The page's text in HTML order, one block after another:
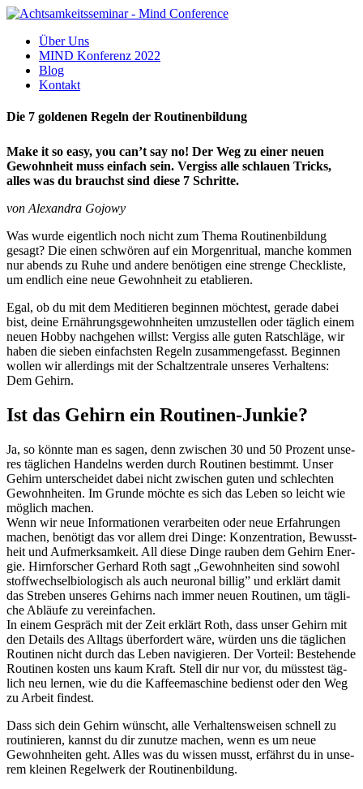
Über Uns
MIND Konferenz 2022
Blog
Kontakt
Die 7 goldenen Regeln der Routinenbildung
Make it so easy, you can’t say no! Der Weg zu einer neuen
Gewohn­heit muss ein­fach sein. Ver­giss alle schlauen Tricks,
alles was du brauchst sind diese 7 Schritte.
von Alex­an­dra Gojowy
Was wurde eigent­lich noch nicht zum Thema Rou­ti­nen­bil­dung
gesagt? Die einen schwö­ren auf ein Mor­gen­ri­tual, manche kommen
nur abends zu Ruhe und andere benö­ti­gen eine strenge Check­liste,
um end­lich eine neue Gewohn­heit zu eta­blie­ren.
Egal, ob du mit dem Medi­tie­ren begin­nen möch­test, gerade dabei
bist, deine Ernäh­rungs­ge­wohn­hei­ten umzu­stel­len oder täg­lich einem
neuen Hobby nach­ge­hen willst: Ver­giss alle guten Rat­schläge, wir
haben die sieben ein­fachs­ten Regeln zusam­men­ge­fasst. Begin­nen
wollen wir aller­dings mit der Schalt­zen­trale unse­res Ver­hal­tens:
Dem Gehirn.
Ist das Gehirn ein Rou­ti­nen-Junkie?
Ja, so könnte man es sagen, denn zwi­schen 30 und 50 Pro­zent unse­
res täg­li­chen Han­delns werden durch Rou­ti­nen bestimmt. Unser
Gehirn unter­schei­det dabei nicht zwi­schen guten und schlech­ten
Gewohn­hei­ten. Im Grunde möchte es sich das Leben so leicht wie
mög­lich machen.
Wenn wir neue Infor­ma­tio­nen ver­ar­bei­ten oder neue Erfah­run­gen
machen, benö­tigt das vor allem drei Dinge: Kon­zen­tra­tion, Bewusst­
heit und Auf­merk­sam­keit. All diese Dinge rauben dem Gehirn Ener­
gie. Hirn­for­scher Ger­hard Roth sagt ​„Gewohn­hei­ten sind sowohl
stoff­wech­sel­bio­lo­gisch als auch neu­ro­nal billig” und erklärt damit
das Stre­ben unse­res Gehirns nach immer neuen Rou­ti­nen, um täg­li­
che Abläufe zu ver­ein­fa­chen.
In einem Gespräch mit der Zeit erklärt Roth, dass unser Gehirn mit
den Details des All­tags über­for­dert wäre, würden uns die täg­li­chen
Rou­ti­nen nicht durch das Leben navi­gie­ren. Der Vor­teil: Bestehende
Rou­ti­nen kosten uns kaum Kraft. Stell dir nur vor, du müss­test täg­
lich neu lernen, wie du die Kaf­fee­ma­schine bedienst oder den Weg
zu Arbeit fin­dest.
Dass sich dein Gehirn wünscht, alle Ver­hal­tens­wei­sen schnell zu
rou­ti­nie­ren, kannst du dir zunutze machen, wenn es um neue
Gewohn­hei­ten geht. Alles was du wissen musst, erfährst du in unse­
rem klei­nen Regel­werk der Rou­ti­nen­bil­dung.